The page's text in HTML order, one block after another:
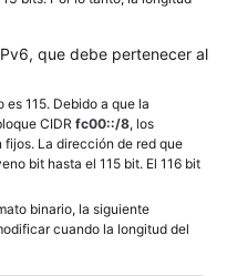
que debe pertenecer al
115. Debido a que la
CIDR fc00::/8, los
fijos. La dirección de red que
bit hasta el 115 bit. El 116 bit
binario, la siguiente
cuando la longitud del